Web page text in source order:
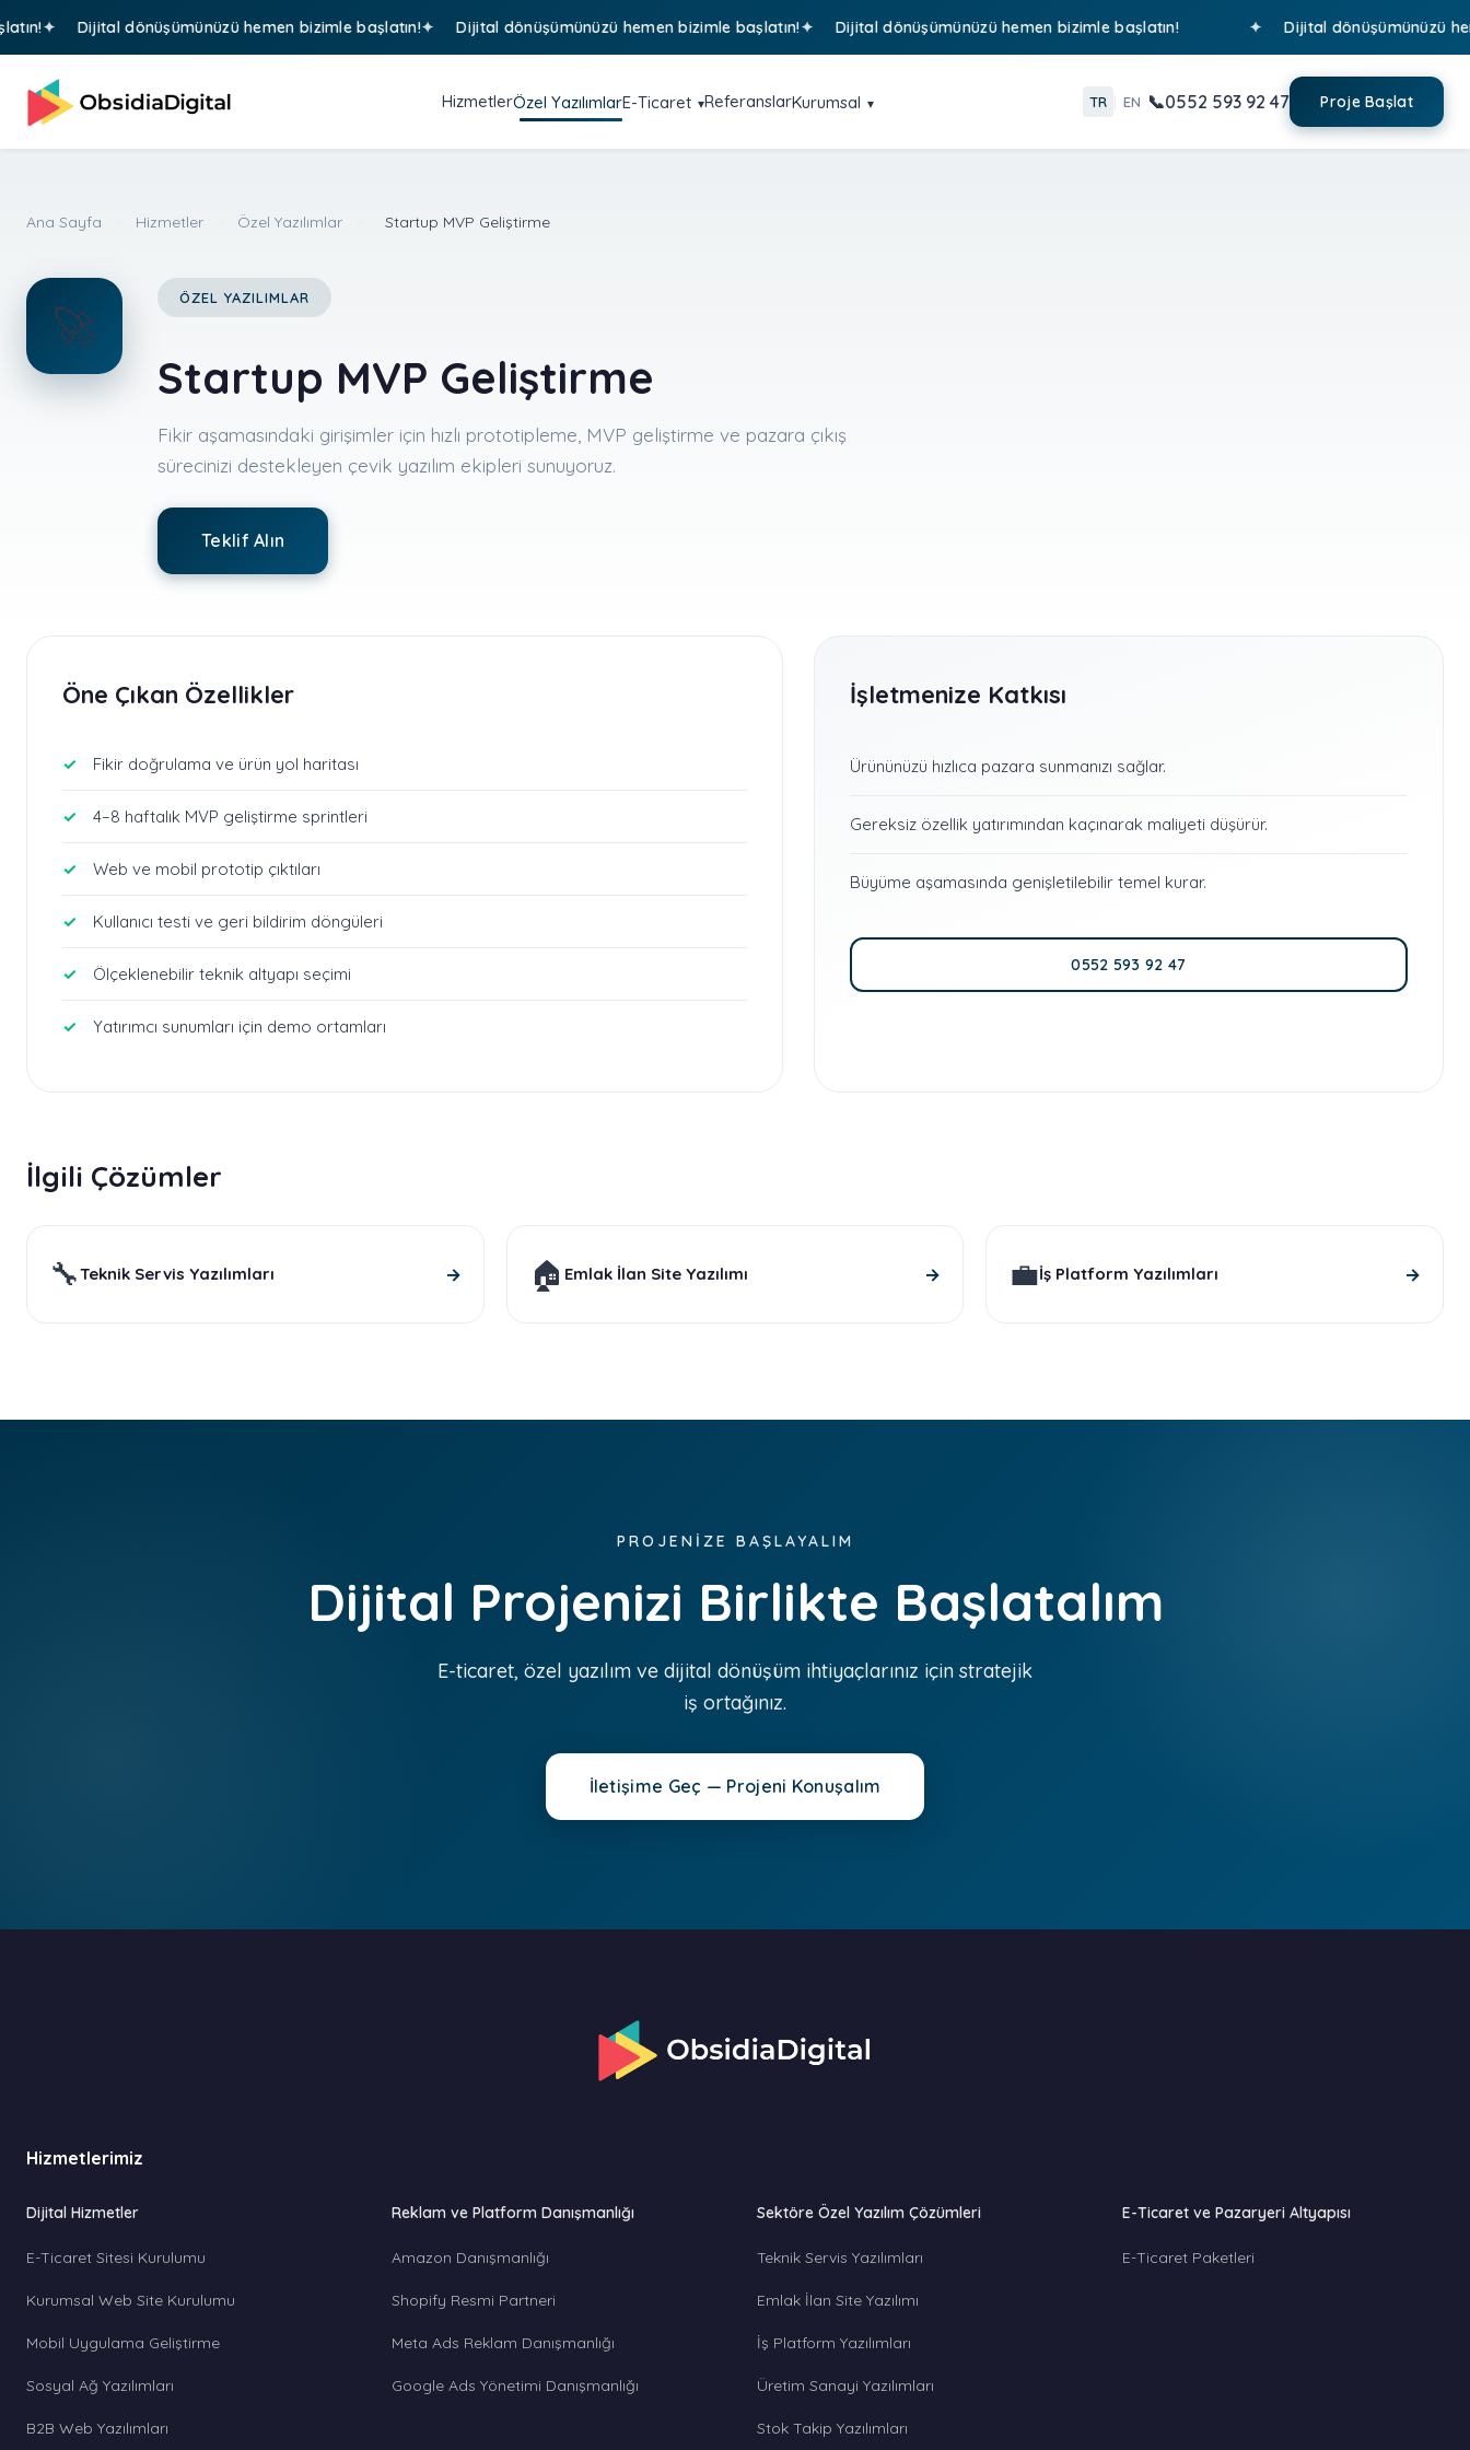
Dijital dönüşümünüzü hemen bizimle başlatın! Dijital dönüşümünüzü hemen bizimle başlatın! Dijital dönüşümünüzü hemen bizimle başlatın! Dijital dönüşümünüzü hemen
HizmetlerÖzel YazılımlarE-Ticaret ReferanslarKurumsal TR EN 0552 593 92 47 Proje Başlat
Ana Sayfa Hizmetler Özel Yazılımlar Startup MVP Geliştirme
🚀
ÖZEL YAZILIMLAR
Startup MVP Geliştirme
Fikir aşamasındaki girişimler için hızlı prototipleme, MVP geliştirme ve pazara çıkış
sürecinizi destekleyen çevik yazılım ekipleri sunuyoruz.
Teklif Alın
Öne Çıkan Özellikler
Fikir doğrulama ve ürün yol haritası
4–8 haftalık MVP geliştirme sprintleri
Web ve mobil prototip çıktıları
Kullanıcı testi ve geri bildirim döngüleri
Ölçeklenebilir teknik altyapı seçimi
Yatırımcı sunumları için demo ortamları
İşletmenize Katkısı
Ürününüzü hızlıca pazara sunmanızı sağlar.
Gereksiz özellik yatırımından kaçınarak maliyeti düşürür.
Büyüme aşamasında genişletilebilir temel kurar.
0552 593 92 47
İlgili Çözümler
🔧Teknik Servis Yazılımları → 🏠 Emlak İlan Site Yazılımı → 💼İş Platform Yazılımları →
PROJENİZE BAŞLAYALIM
Dijital Projenizi Birlikte Başlatalım
E-ticaret, özel yazılım ve dijital dönüşüm ihtiyaçlarınız için stratejik
iş ortağınız.
İletişime Geç — Projeni Konuşalım
Hizmetlerimiz
Dijital Hizmetler
E-Ticaret Sitesi Kurulumu
Kurumsal Web Site Kurulumu
Mobil Uygulama Geliştirme
Sosyal Ağ Yazılımları
B2B Web Yazılımları
Reklam ve Platform Danışmanlığı
Amazon Danışmanlığı
Shopify Resmi Partneri
Meta Ads Reklam Danışmanlığı
Google Ads Yönetimi Danışmanlığı
Sektöre Özel Yazılım Çözümleri
Teknik Servis Yazılımları
Emlak İlan Site Yazılımı
İş Platform Yazılımları
Üretim Sanayi Yazılımları
Stok Takip Yazılımları
E-Ticaret ve Pazaryeri Altyapısı
E-Ticaret Paketleri